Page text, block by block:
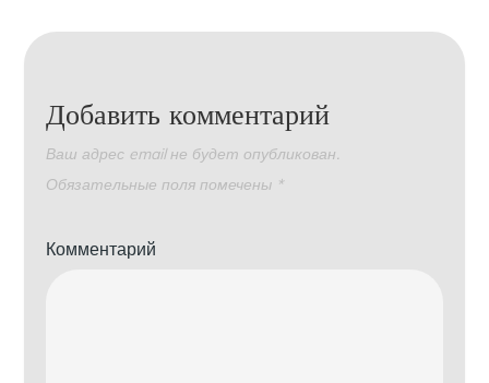
Добавить комментарий
Ваш адрес email не будет опубликован.
Обязательные поля помечены *
Комментарий